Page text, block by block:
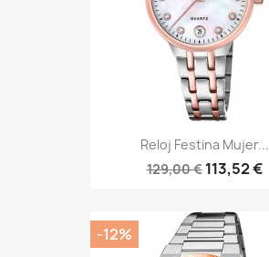
Reloj Festina Mujer...
129,00 € 113,52 €
-12%